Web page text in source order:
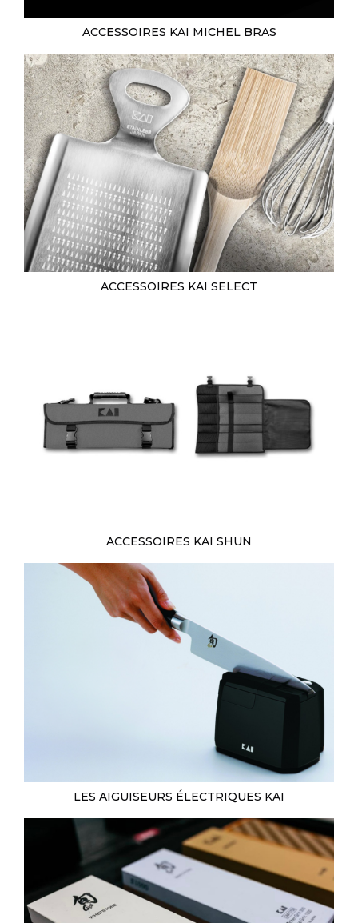
ACCESSOIRES KAI MICHEL BRAS
ACCESSOIRES KAI SELECT
ACCESSOIRES KAI SHUN
LES AIGUISEURS ÉLECTRIQUES KAI